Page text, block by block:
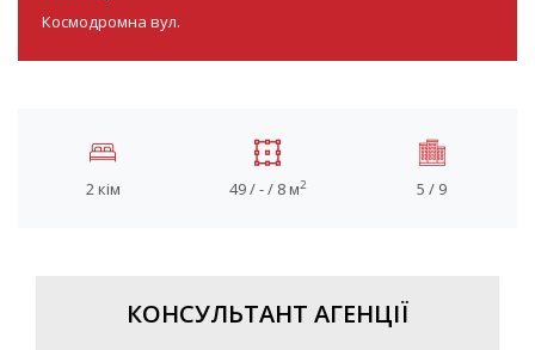
Космодромна вул.
2 кім 49 / - / 8 м2 5 / 9
КОНСУЛЬТАНТ АГЕНЦІЇ